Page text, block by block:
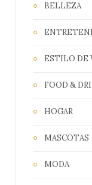
BELLEZA
ESTILO DE
FOOD &
HOGAR
MASCOTAS
MODA